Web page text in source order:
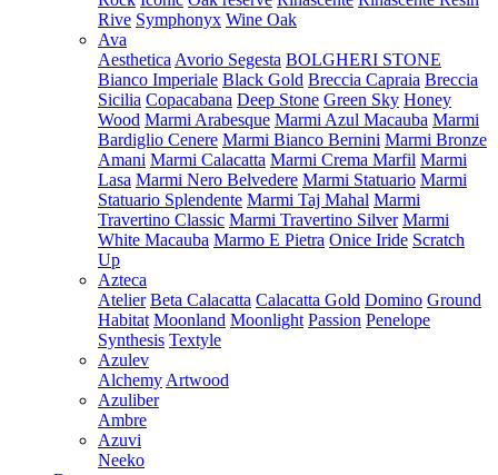
Rive Symphonyx Wine Oak
Ava
Aesthetica Avorio Segesta BOLGHERI STONE
Bianco Imperiale Black Gold Breccia Capraia Breccia
Sicilia Copacabana Deep Stone Green Sky Honey
Wood Marmi Arabesque Marmi Azul Macauba Marmi
Bardiglio Cenere Marmi Bianco Bernini Marmi Bronze
Amani Marmi Calacatta Marmi Crema Marfil Marmi
Lasa Marmi Nero Belvedere Marmi Statuario Marmi
Statuario Splendente Marmi Taj Mahal Marmi
Travertino Classic Marmi Travertino Silver Marmi
White Macauba Marmo E Pietra Onice Iride Scratch
Up
Azteca
Atelier Beta Calacatta Calacatta Gold Domino Ground
Habitat Moonland Moonlight Passion Penelope
Synthesis Textyle
Azulev
Alchemy Artwood
Azuliber
Ambre
Azuvi
Neeko